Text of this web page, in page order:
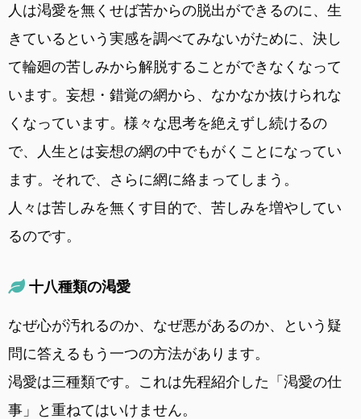
人は渇愛を無くせば苦からの脱出ができるのに、生
きているという実感を調べてみないがために、決し
て輪廻の苦しみから解脱することができなくなって
います。妄想・錯覚の網から、なかなか抜けられな
くなっています。様々な思考を絶えずし続けるの
で、人生とは妄想の網の中でもがくことになってい
ます。それで、さらに網に絡まってしまう。
人々は苦しみを無くす目的で、苦しみを増やしてい
るのです。
十八種類の渇愛
なぜ心が汚れるのか、なぜ悪があるのか、という疑
問に答えるもう一つの方法があります。
渇愛は三種類です。これは先程紹介した「渇愛の仕
事」と重ねてはいけません。